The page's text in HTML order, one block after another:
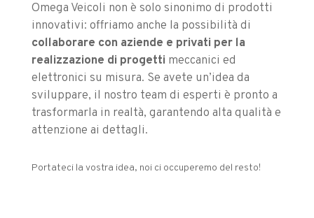
Omega Veicoli non è solo sinonimo di prodotti
innovativi: offriamo anche la possibilità di
collaborare con aziende e privati per la
realizzazione di progetti meccanici ed
elettronici su misura. Se avete un’idea da
sviluppare, il nostro team di esperti è pronto a
trasformarla in realtà, garantendo alta qualità e
attenzione ai dettagli.
Portateci la vostra idea, noi ci occuperemo del resto!